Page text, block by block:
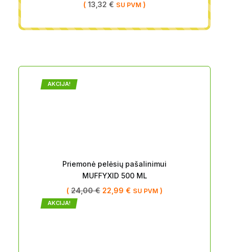
( 13,32 € SU PVM )
Priemonė pelėsių pašalinimui
MUFFYXID 500 ML
( 24,00€ 22,99 € SU PVM )
AKCIJA!
AKCIJA!